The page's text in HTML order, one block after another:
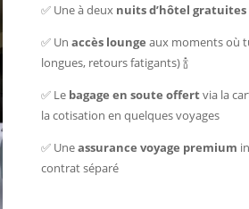
✅ Une à deux nuits d’hôtel gratuites
✅ Un accès lounge aux moments où
longues, retours fatigants) 🍾
✅ Le bagage en soute offertvia la
la cotisation en quelques voyages
✅ Uneassurance voyage premium
contrat séparé